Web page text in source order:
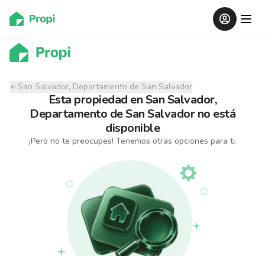
San Salvador, Departamento de San Salvador
Esta propiedad enSan Salvador,
Departamento de San Salvador no está
disponible
¡Pero no te preocupes! Tenemos otras opciones para ti.